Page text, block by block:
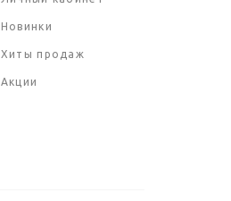
Новинки
Хиты продаж
Акции